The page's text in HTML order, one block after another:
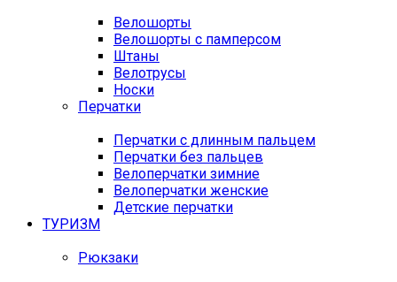
Велошорты
Велошорты с памперсом
Штаны
Велотрусы
Носки
Перчатки
Перчатки с длинным пальцем
Перчатки без пальцев
Велоперчатки зимние
Велоперчатки женские
Детские перчатки
ТУРИЗМ
Рюкзаки